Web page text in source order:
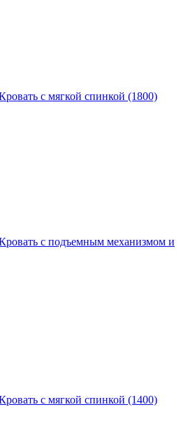
с мягкой спинкой (1800)
с подъемным механизмом и
с мягкой спинкой (1400)